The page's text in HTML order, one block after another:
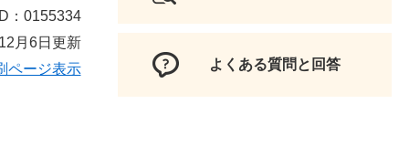
：0155334
月6日更新
ページ表示
よくある質問と回答